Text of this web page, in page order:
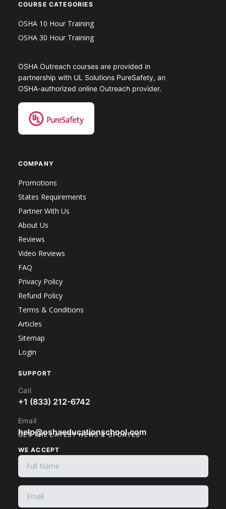
COURSE CATEGORIES
OSHA 10 Hour Training
OSHA 30 Hour Training
OSHA Outreach courses are provided in
partnership with UL Solutions PureSafety, an
OSHA-authorized online Outreach provider.
COMPANY
Promotions
States Requirements
Partner With Us
About Us
Reviews
Video Reviews
FAQ
Privacy Policy
Refund Policy
Terms & Conditions
Articles
Sitemap
Login
SUPPORT
Call
+1 (833) 212-6742
Email
help@oshaeducationschool.com
WE ACCEPT
GET THE LATEST NEWS & UPDATES